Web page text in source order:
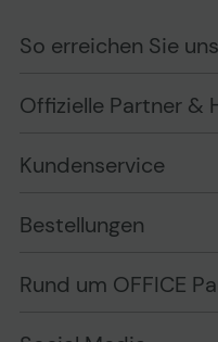
Offizielle Partner &
Kundenservice
Bewertungsrichtlinien
Wissen mit OP
Markenshops
Bestellungen
Versand im Namen
Rund um OFFICE
So erreichen Sie uns
Schlesierring 35
Telefon: +49 (0) 2542 /
Ansprechpartner bei